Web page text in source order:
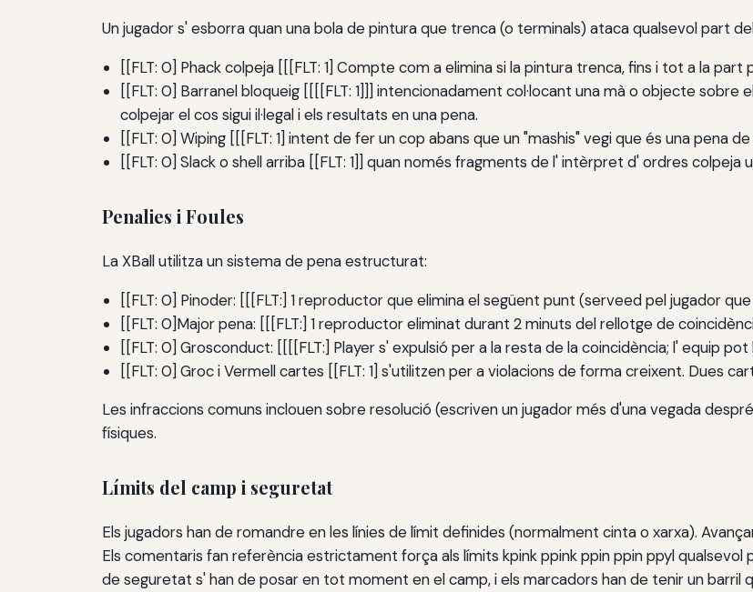
Un jugador s' esborra quan una bola de pintura que trenca (o terminals) ataca qualsevol part
[[FLT: 0] Phack colpeja [[[FLT: 1] Compte com a elimina si la pintura trenca, fins i tot a la
[[FLT: 0] Barranel bloqueig [[[[FLT: 1]]] intencionadament col·locant una mà o objecte
colpejar el cos sigui il·legal i els resultats en una pena.
[[FLT: 0] Wiping [[[FLT: 1] intent de fer un cop abans que un "mashis" vegi que és una pena
[[FLT: 0] Slack o shell arriba [[FLT: 1]] quan només fragments de l' intèrpret d' ordres
Penalies i Foules
La XBall utilitza un sistema de pena estructurat:
[[FLT: 0] Pinoder: [[[FLT:] 1 reproductor que elimina el següent punt (serveed pel jugador
[[FLT: 0]Major pena: [[[FLT:] 1 reproductor eliminat durant 2 minuts del rellotge de
[[FLT: 0] Grosconduct: [[[[FLT:] Player s' expulsió per a la resta de la coincidència; l' equip
[[FLT: 0] Groc i Vermell cartes [[FLT: 1] s'utilitzen per a violacions de forma creixent. Dues
Les infraccions comuns inclouen sobre resolució (escriven un jugador més d'una vegada
físiques.
Límits del camp i seguretat
Els jugadors han de romandre en les línies de límit definides (normalment cinta o xarxa).
Els comentaris fan referència estrictament força als límits kpink ppink ppin ppin ppyl qualsevol
de seguretat s' han de posar en tot moment en el camp, i els marcadors han de tenir un barril